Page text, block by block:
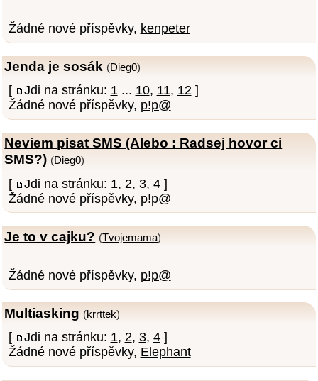
Žádné nové příspěvky, kenpeter
Jenda je sosák (Dieg0)
[ Jdi na stránku: 1... 10, 11, 12]
Žádné nové příspěvky, p!p@
Neviem pisat SMS (Alebo : Radsej hovor ci
SMS?) (Dieg0)
[ Jdi na stránku: 1, 2, 3, 4]
Žádné nové příspěvky, p!p@
Je to v cajku? (Tvojemama)
Žádné nové příspěvky, p!p@
Multiasking (krrttek)
[ Jdi na stránku: 1, 2, 3, 4]
Žádné nové příspěvky, Elephant